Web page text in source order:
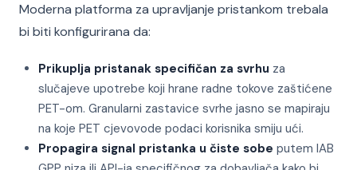
Moderna platforma za upravljanje pristankom trebala
bi biti konfigurirana da:
Prikuplja pristanak specifičan za svrhu za
slučajeve upotrebe koji hrane radne tokove zaštićene
PET-om. Granularni zastavice svrhe jasno se mapiraju
na koje PET cjevovode podaci korisnika smiju ući.
Propagira signal pristanka u čiste sobe putem IAB